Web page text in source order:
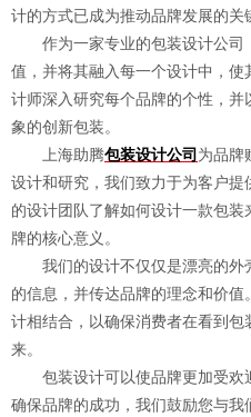
计的方式已成为推动品牌发展的关
作为一家专业的包装设计公司
值，并将其融入每一个设计中，
计师深入研究每个品牌的个性，
象的创新包装。
上海助腾包装设计公司 为品牌
设计和研究，我们致力于为客户
的设计团队了解如何设计一款包
牌的核心意义。
我们的设计不仅仅是漂亮的外
的信息，并传达品牌的理念和价
计相结合，以确保消费者在看到
来。
包装设计可以使品牌更加受欢
确保品牌的成功，我们鼓励您与